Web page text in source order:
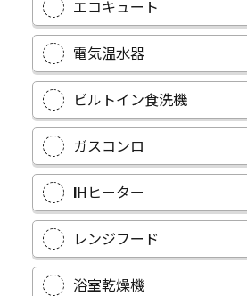
エコキュート
電気温水器
ビルトイン食洗機
ガスコンロ
IHヒーター
レンジフード
浴室乾燥機